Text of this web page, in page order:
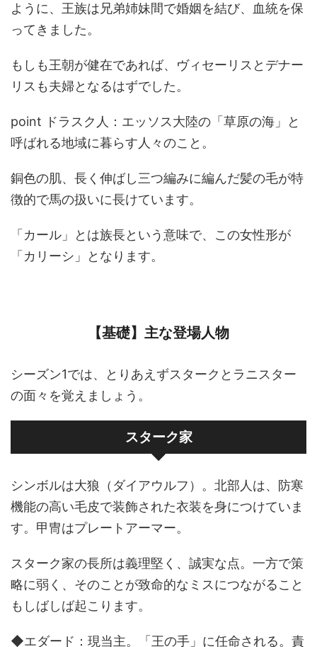
ように、王族は兄弟姉妹間で婚姻を結び、血統を保
ってきました。
もしも王朝が健在であれば、ヴィセーリスとデナー
リスも夫婦となるはずでした。
point ドラスク人：エッソス大陸の「草原の海」と
呼ばれる地域に暮らす人々のこと。
銅色の肌、長く伸ばし三つ編みに編んだ髪の毛が特
徴的で馬の扱いに長けています。
「カール」とは族長という意味で、この女性形が
「カリーシ」となります。
【基礎】主な登場人物
シーズン1では、とりあえずスタークとラニスター
の面々を覚えましょう。
スターク家
シンボルは大狼（ダイアウルフ）。北部人は、防寒
機能の高い毛皮で装飾された衣装を身につけていま
す。甲冑はプレートアーマー。
スターク家の長所は義理堅く、誠実な点。一方で策
略に弱く、そのことが致命的なミスにつながること
もしばしば起こります。
◆エダード：現当主。「王の手」に任命される。責